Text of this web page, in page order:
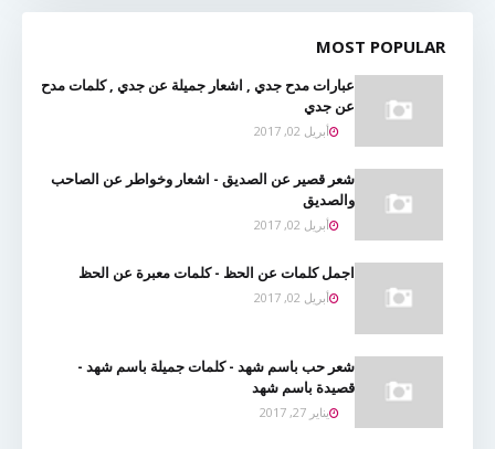
MOST POPULAR
عبارات مدح جدي , اشعار جميلة عن جدي , كلمات مدح
عن جدي
أبريل 02, 2017
شعر قصير عن الصديق - اشعار وخواطر عن الصاحب
والصديق
أبريل 02, 2017
اجمل كلمات عن الحظ - كلمات معبرة عن الحظ
أبريل 02, 2017
شعر حب باسم شهد - كلمات جميلة باسم شهد -
قصيدة باسم شهد
يناير 27, 2017